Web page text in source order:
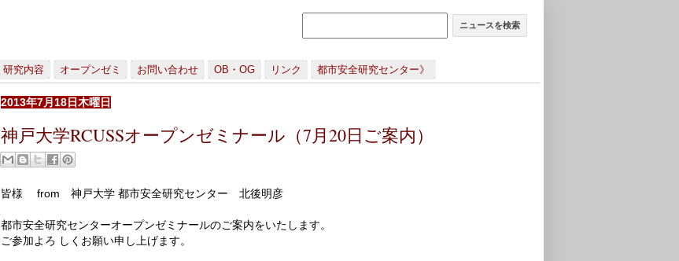
ニュースを検索
研究内容 オープンゼミ お問い合わせ OB・OG リンク 都市安全研究センター》
2013年7月18日木曜日
神戸大学RCUSSオープンゼミナール（7月20日ご案内）
皆様 from 神戸大学 都市安全研究センター 北後明彦
都市安全研究センターオープンゼミナールのご案内をいたします。
ご参加よろ しくお願い申し上げます。